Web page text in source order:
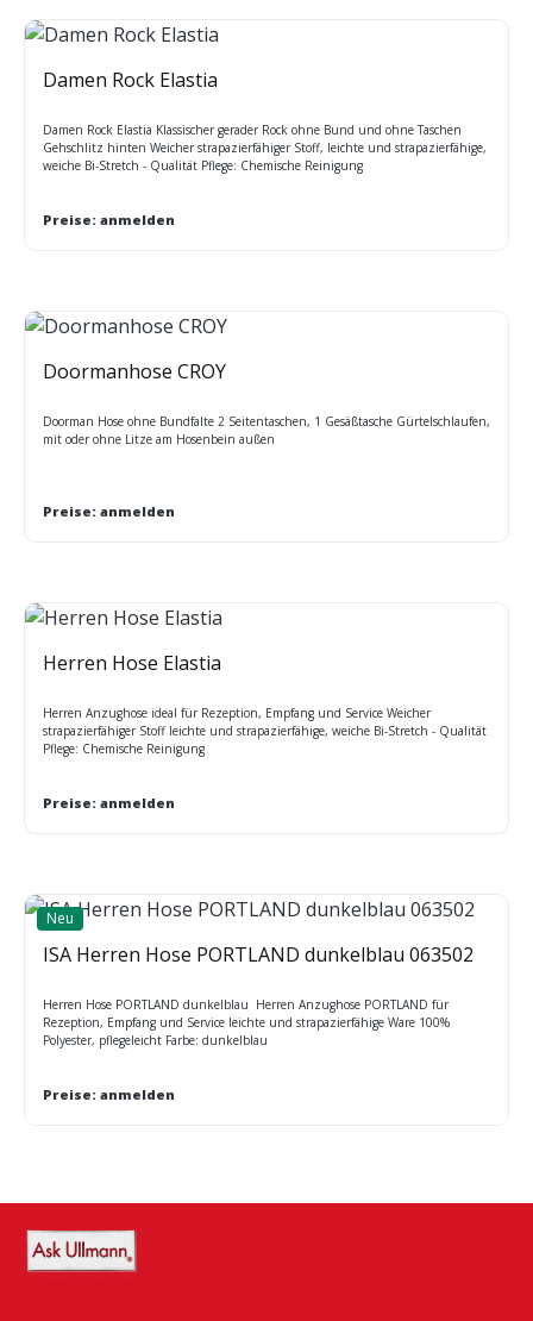
Damen Rock Elastia
Damen Rock Elastia Klassischer gerader Rock ohne Bund und ohne Taschen
Gehschlitz hinten Weicher strapazierfähiger Stoff, leichte und strapazierfähige,
weiche Bi-Stretch - Qualität Pflege: Chemische Reinigung
Preise: anmelden
Doormanhose CROY
Doorman Hose ohne Bundfalte 2 Seitentaschen, 1 Gesäßtasche Gürtelschlaufen,
mit oder ohne Litze am Hosenbein außen
Preise: anmelden
Herren Hose Elastia
Herren Anzughose ideal für Rezeption, Empfang und Service Weicher
strapazierfähiger Stoff leichte und strapazierfähige, weiche Bi-Stretch - Qualität
Pflege: Chemische Reinigung
Preise: anmelden
Neu
ISA Herren Hose PORTLAND dunkelblau 063502
Herren Hose PORTLAND dunkelblau Herren Anzughose PORTLAND für
Rezeption, Empfang und Service leichte und strapazierfähige Ware 100%
Polyester, pflegeleicht Farbe: dunkelblau
Preise: anmelden